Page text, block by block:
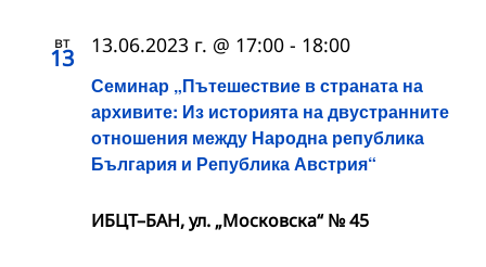
вт
13
Семинар „Пътешествие в страната на
архивите: Из историята на двустранните
отношения между Народна република
България и Република Австрия“
13.06.2023 г. @ 17:00 - 18:00
ИБЦТ–БАН, ул. „Московска“ № 45